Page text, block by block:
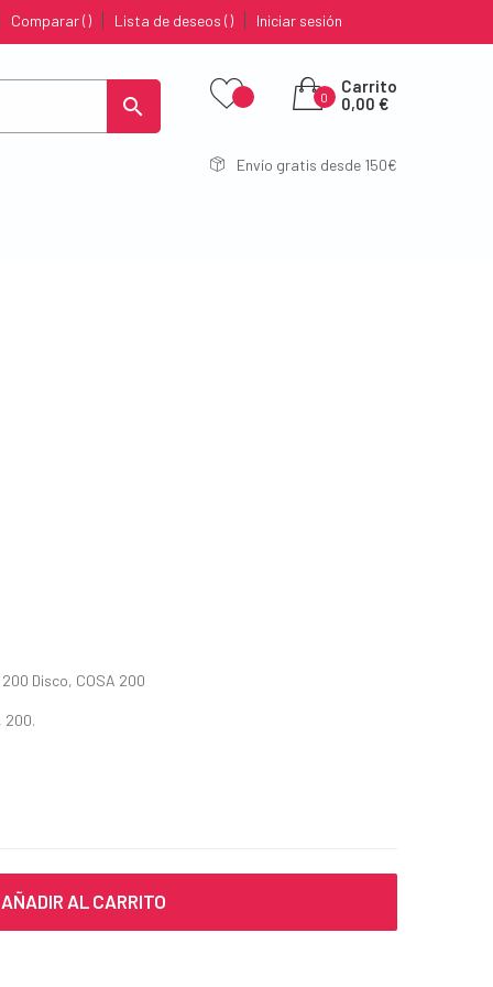
Iniciar sesión
Lista de deseos
Comparar
 0
Carrito
0,00 €
Envío gratis desde 150€
Disco, COSA 200
200.
AÑADIR AL CARRITO